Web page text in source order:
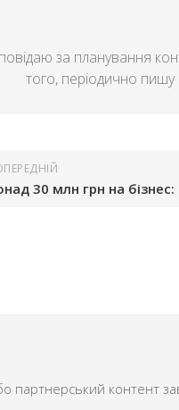
за планування
того, періодично пишу
партнерський контент